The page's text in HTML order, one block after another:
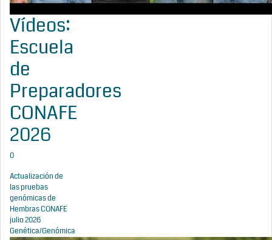
Vídeos:
Escuela
de
Preparadores
CONAFE
2026
0
Actualización de
las pruebas
genómicas de
Hembras CONAFE
julio 2026
Genética/Genómica